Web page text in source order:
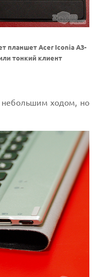
планшет Acer Iconia A3-
тонкий клиент
небольшим ходом, но